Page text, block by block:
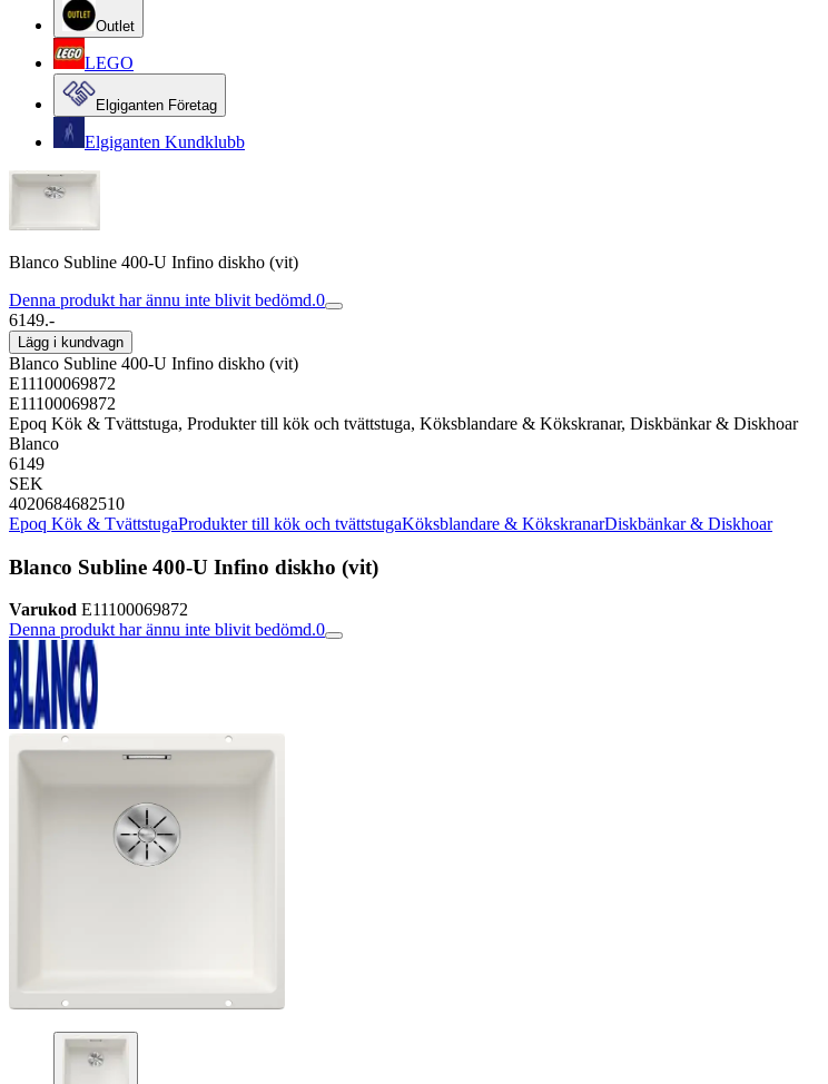
Outlet
LEGO
Elgiganten Företag
Elgiganten Kundklubb
Blanco Subline 400-U Infino diskho (vit)
Denna produkt har ännu inte blivit bedömd.0
6149.-
Lägg i kundvagn
Blanco Subline 400-U Infino diskho (vit)
E11100069872
E11100069872
Epoq Kök & Tvättstuga, Produkter till kök och tvättstuga, Köksblandare & Kökskranar, Diskbänkar & Diskhoar
Blanco
6149
SEK
4020684682510
Epoq Kök & TvättstugaProdukter till kök och tvättstugaKöksblandare & KökskranarDiskbänkar & Diskhoar
Blanco Subline 400-U Infino diskho (vit)
Varukod E11100069872
Denna produkt har ännu inte blivit bedömd.0